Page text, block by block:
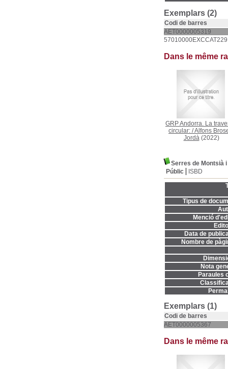
Exemplars (2)
Codi de barres
AET0000005319
57010000EXCCAT229
Dans le même
GRP Andorra. La
circular: /Alfons
Jordà(2022)
Serres de Montsià i
Públic
ISBD
Tipus de
Menció
Data de
Nombre de
Nota
Paraules
Exemplars (1)
Codi de barres
AET0000005367
Dans le même